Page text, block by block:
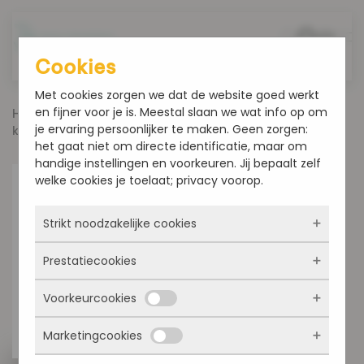
Home Producten Koek en Zoet
Appel
kruimel vlaai
Cookies
Met cookies zorgen we dat de website goed werkt
en fijner voor je is. Meestal slaan we wat info op om
je ervaring persoonlijker te maken. Geen zorgen:
het gaat niet om directe identificatie, maar om
handige instellingen en voorkeuren. Jij bepaalt zelf
welke cookies je toelaat; privacy voorop.
Strikt noodzakelijke cookies
Deze cookies zorgen ervoor dat de website
überhaupt werkt. Ze zijn dus altijd actief en
kunnen niet worden uitgezet. Meestal worden
ze alleen geplaatst als jij iets doet, zoals
inloggen, een formulier invullen of je
privacyvoorkeuren opslaan. Je kunt je browser
Prestatiecookies
Met deze cookies zien we hoe vaak onze site
bezocht wordt, waar bezoekers vandaan
komen en welke pagina’s populair zijn. Zo
kunnen we de website blijven verbeteren.
Voorkeurcookies
Deze cookies onthouden jouw voorkeuren.
Bijvoorbeeld taalkeuze of ingevulde gegevens.
Marketingcookies